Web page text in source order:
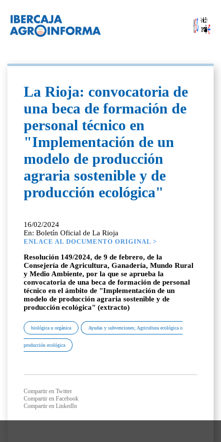
La Rioja: convocatoria de
una beca de formación de
personal técnico en
"Implementación de un
modelo de producción
agraria sostenible y de
producción ecológica"
16/02/2024
En: Boletín Oficial de La Rioja
ENLACE AL DOCUMENTO ORIGINAL >
Resolución 149/2024, de 9 de febrero, de la
Consejería de Agricultura, Ganadería, Mundo Rural
y Medio Ambiente, por la que se aprueba la
convocatoria de una beca de formación de personal
técnico en el ámbito de "Implementación de un
modelo de producción agraria sostenible y de
producción ecológica" (extracto)
biológica u orgánica Ayudas y subvenciones; Agricultura ecológica o
producción ecológica
Compartir en Twitter
Compartir en Facebook
Compartir en LinkedIn